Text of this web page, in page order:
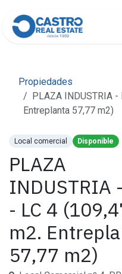
Propiedades
PLAZA INDUSTRIA -
Entreplanta 57,77 m2)
Local comercial Disponible
PLAZA
INDUSTRIA
- LC 4
m2.
57,77 m2)